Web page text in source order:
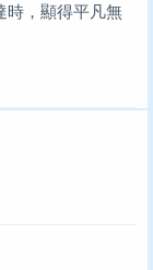
時，顯得平凡無